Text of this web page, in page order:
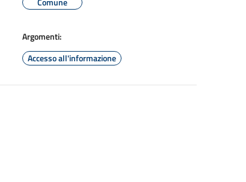
Argomenti:
Accesso all'informazione